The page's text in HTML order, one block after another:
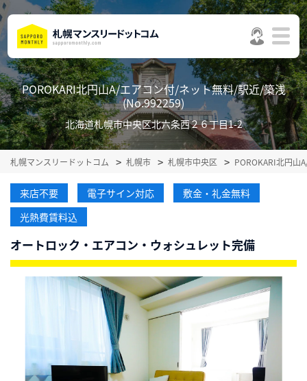
POROKARI北円山A/エアコン付/ネット無料/駅近/築浅
(No.992259)
北海道札幌市中央区北六条西２６丁目1-2
札幌マンスリードットコム 札幌市 札幌市中央区 POROKARI北円山
来店不要 電子サイン対応
敷金・礼金無料
光熱費賃料込
オートロック・エアコン・ウォシュレット完備